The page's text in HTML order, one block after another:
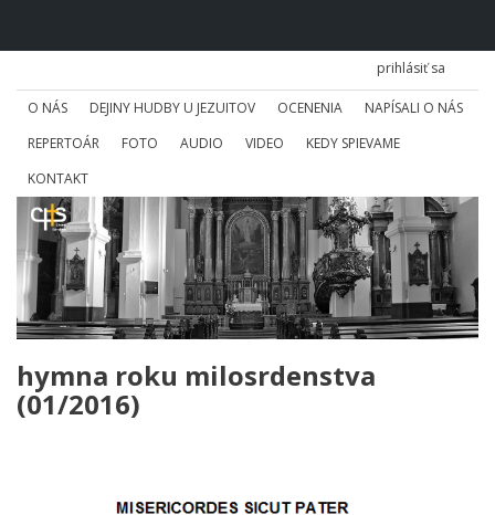
prihlásiť sa
O NÁS DEJINY HUDBY U JEZUITOV OCENENIA
NAPÍSALI O NÁS
REPERTOÁR
FOTO AUDIO VIDEO
KEDY SPIEVAME
KONTAKT
hymna roku milosrdenstva
(01/2016)